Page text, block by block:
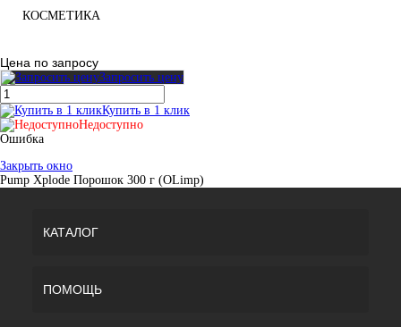
КОСМЕТИКА
Цена по запросу
Запросить цену
Купить в 1 клик
Недоступно
Ошибка
Закрыть окно
Pump Xplode Порошок 300 г (OLimp)
КАТАЛОГ
ПОМОЩЬ